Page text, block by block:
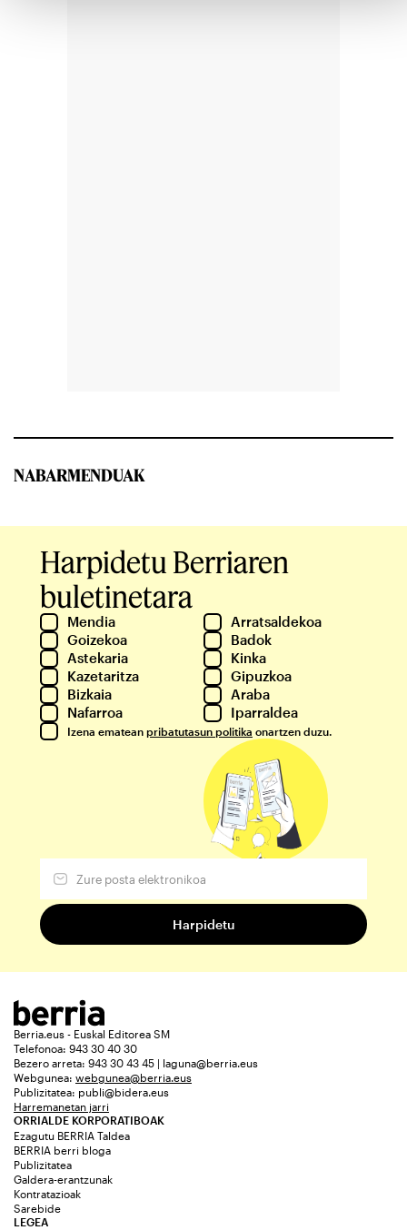
NABARMENDUAK
Harpidetu Berriaren
buletinetara
Mendia
Arratsaldekoa
Goizekoa
Badok
Astekaria
Kinka
Kazetaritza
Gipuzkoa
Bizkaia
Araba
Nafarroa
Iparraldea
Izena ematean pribatutasun politika onartzen duzu.
Berria.eus - Euskal Editorea SM
Telefonoa: 943 30 40 30
Bezero arreta: 943 30 43 45 | laguna@berria.eus
Webgunea: webgunea@berria.eus
Publizitatea: publi@bidera.eus
Harremanetan jarri
ORRIALDE KORPORATIBOAK
Ezagutu BERRIA Taldea
BERRIA berri bloga
Publizitatea
Galdera-erantzunak
Kontratazioak
Sarebide
LEGEA